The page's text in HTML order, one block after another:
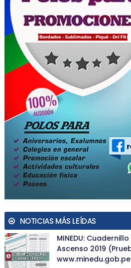
NOTICIAS MÁS LEÍDAS
MINEDU:
Ascenso 2019
www.minedu.gob.pe